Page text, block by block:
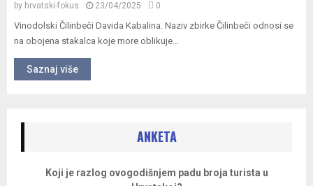
by hrvatski-fokus 23/04/2025 0
Vinodolski Čilinbeči Davida Kabalina. Naziv zbirke Čilinbeči odnosi se
na obojena stakalca koje more oblikuje...
Saznaj više
ANKETA
Koji je razlog ovogodišnjem padu broja turista u